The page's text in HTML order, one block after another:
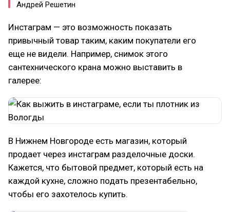
Андрей Решетин
Инстаграм — это возможность показать
привычный товар таким, каким покупатели его
еще не видели. Например, снимок этого
сантехнического крана можно выставить в
галерее:
В Нижнем Новгороде есть магазин, который
продает через инстаграм разделочные доски.
Кажется, что бытовой предмет, который есть на
каждой кухне, сложно подать презентабельно,
чтобы его захотелось купить.